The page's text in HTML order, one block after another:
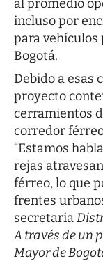
al promedio
incluso por
para vehículos
Bogotá.
Debido a esas
proyecto
cerramientos
corredor
“Estamos
rejas
férreo, lo que
frentes
secretaria
A través de un
Mayor de